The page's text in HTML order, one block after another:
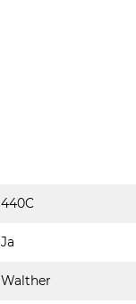
440C
Ja
Walther